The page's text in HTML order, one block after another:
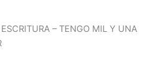
– TENGO MIL Y UNA